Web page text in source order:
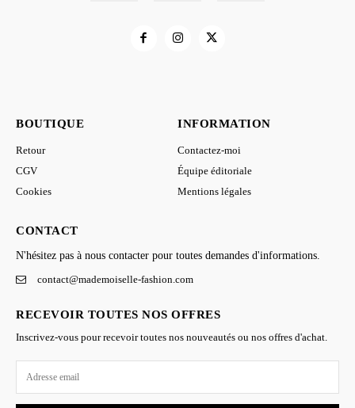
BOUTIQUE
Retour
CGV
Cookies
INFORMATION
Contactez-moi
Équipe éditoriale
Mentions légales
CONTACT
N'hésitez pas à nous contacter pour toutes demandes d'informations.
contact@mademoiselle-fashion.com
RECEVOIR TOUTES NOS OFFRES
Inscrivez-vous pour recevoir toutes nos nouveautés ou nos offres d'achat.